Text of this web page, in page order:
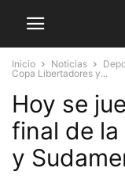
Inicio Noticias
Copa Libertadores y...
Hoy se
final de
y